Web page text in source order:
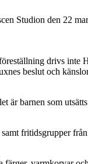
Studion den 22
drivs inte
beslut och
är barnen som
fritidsgrupper